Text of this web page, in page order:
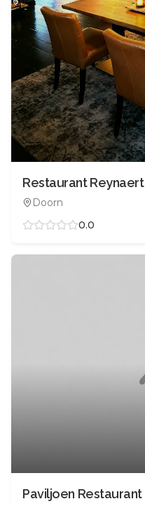
Restaurant Reynaert
Doorn
0.0
Paviljoen Restaurant